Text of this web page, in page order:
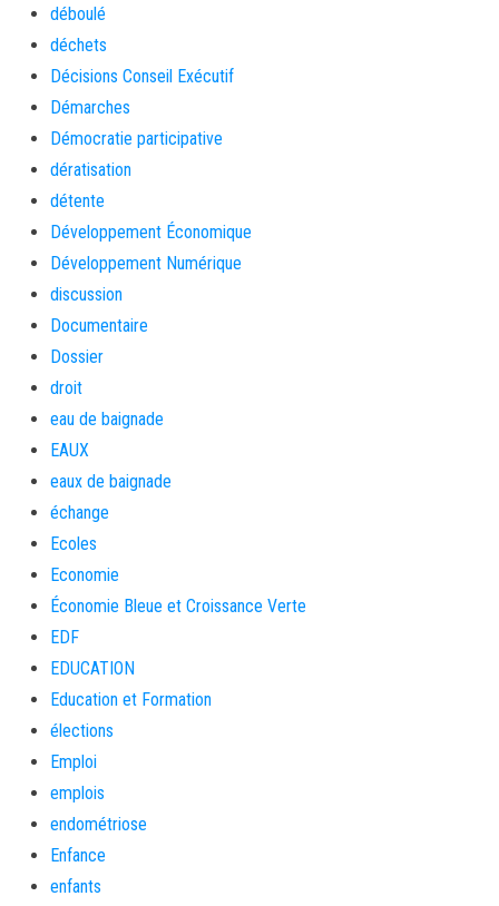
déboulé
déchets
Décisions Conseil Exécutif
Démarches
Démocratie participative
dératisation
détente
Développement Économique
Développement Numérique
discussion
Documentaire
Dossier
droit
eau de baignade
EAUX
eaux de baignade
échange
Ecoles
Economie
Économie Bleue et Croissance Verte
EDF
EDUCATION
Education et Formation
élections
Emploi
emplois
endométriose
Enfance
enfants